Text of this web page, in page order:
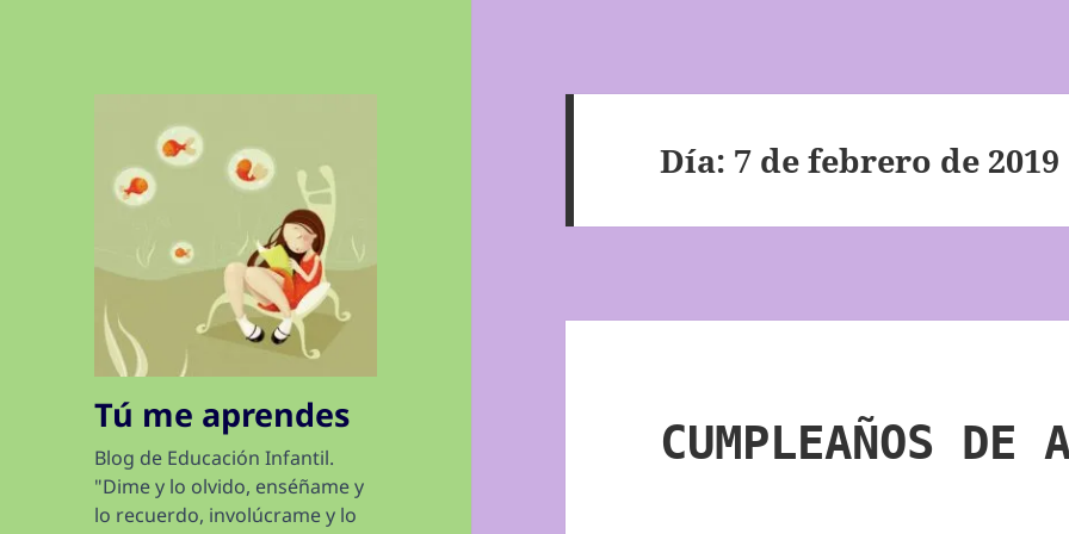
Tú me aprendes
Blog de Educación Infantil.
"Dime y lo olvido, enséñame y
lo recuerdo, involúcrame y lo
Día: 7 de febrero de 2019
CUMPLEAÑOS DE